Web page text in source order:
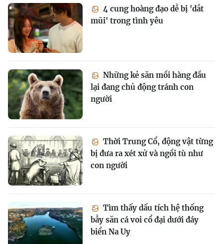
4 cung hoàng đạo dễ bị 'dắt
mũi' trong tình yêu
Những kẻ săn mồi hàng đầu
lại đang chủ động tránh con
người
Thời Trung Cổ, động vật từng
bị đưa ra xét xử và ngồi tù như
con người
Tìm thấy dấu tích hệ thống
bẫy săn cá voi cổ đại dưới đáy
biển Na Uy